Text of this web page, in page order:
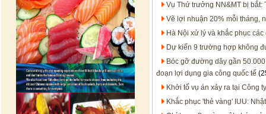
Vụ Thứ trưởng NN&MT bị bắt:
Vẽ lợi nhuận 20% mỗi tháng,
Hà Nội xử lý và khắc phục
Dự kiến 9 trường hợp không
Bóc gỡ đường dây gần
đoạn lợi dụng gia công quốc tế
Khởi tố vụ án xảy ra tại Công
Khắc phục 'thẻ vàng' IUU: